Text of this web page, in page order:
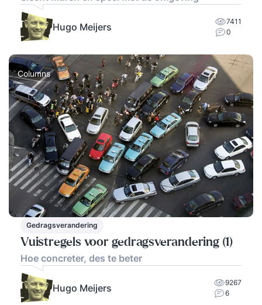
Hugo Meijers
7411
0
Columns
Gedragsverandering
Vuistregels voor gedragsverandering (1)
Hoe concreter, des te beter
Hugo Meijers
9267
6